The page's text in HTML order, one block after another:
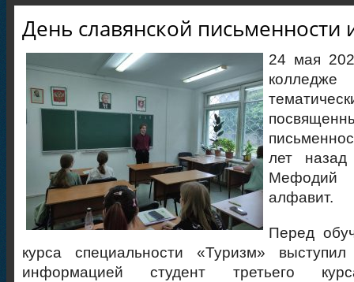
День славянской письменности
24 мая
лет
Мефодий
алфавит.
Перед
курса специальности «Туризм»
информацией студент третьего